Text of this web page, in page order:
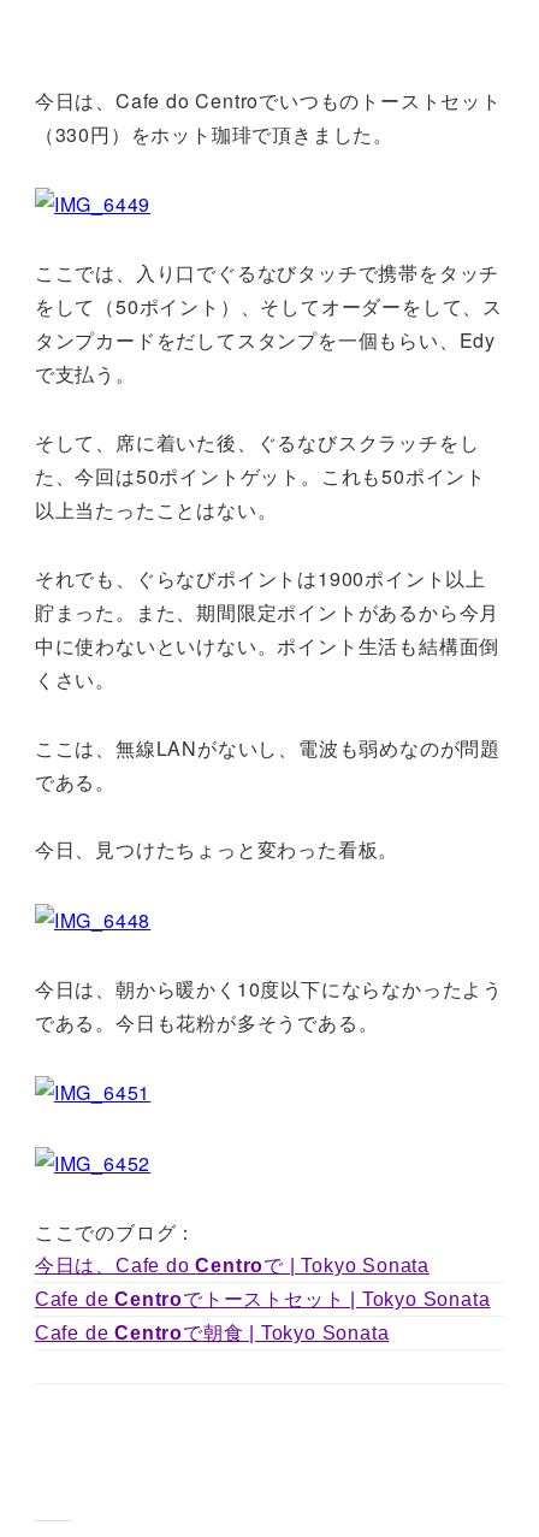
今日は、Cafe do Centroでいつものトーストセット
（330円）をホット珈琲で頂きました。
ここでは、入り口でぐるなびタッチで携帯をタッチ
をして（50ポイント）、そしてオーダーをして、ス
タンプカードをだしてスタンプを一個もらい、Edy
で支払う。
そして、席に着いた後、ぐるなびスクラッチをし
た、今回は50ポイントゲット。これも50ポイント
以上当たったことはない。
それでも、ぐらなびポイントは1900ポイント以上
貯まった。また、期間限定ポイントがあるから今月
中に使わないといけない。ポイント生活も結構面倒
くさい。
ここは、無線LANがないし、電波も弱めなのが問題
である。
今日、見つけたちょっと変わった看板。
今日は、朝から暖かく10度以下にならなかったよう
である。今日も花粉が多そうである。
ここでのブログ：
今日は、Cafe doCentroで | Tokyo Sonata
Cafe deCentroでトーストセット | Tokyo Sonata
Cafe deCentroで朝食 | Tokyo Sonata